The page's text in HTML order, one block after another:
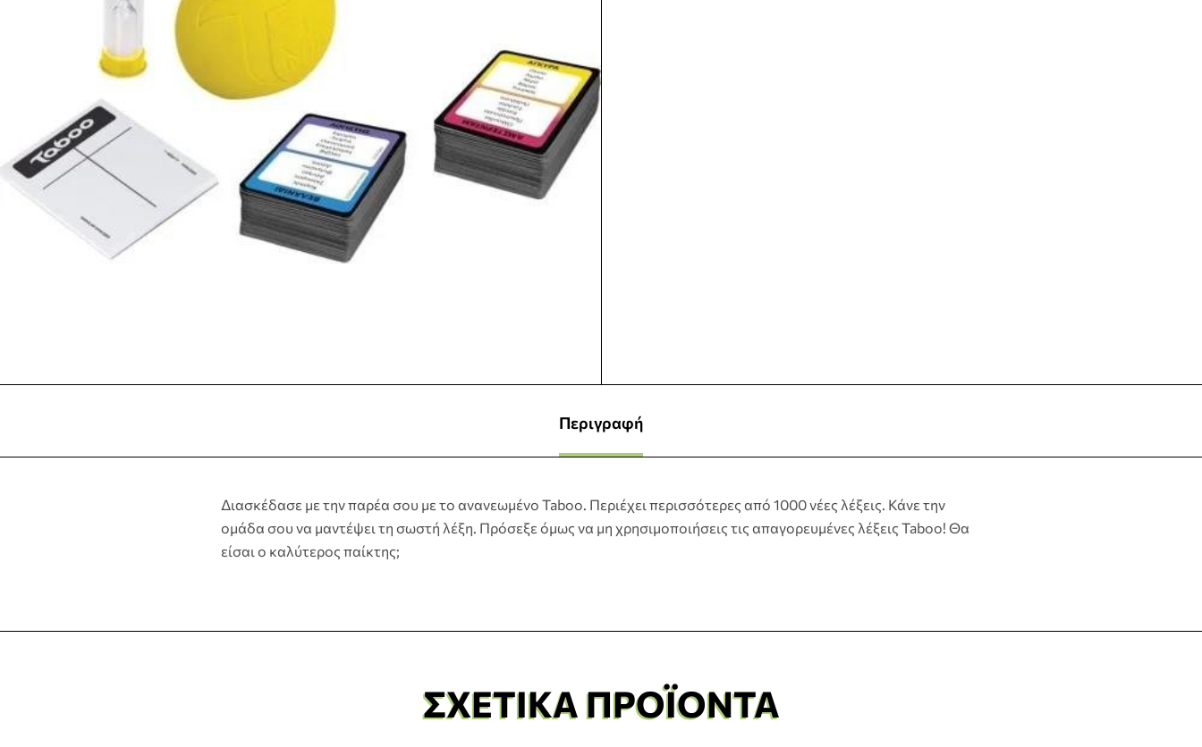
Περιγραφή
Διασκέδασε με την παρέα σου με το ανανεωμένο Taboo. Περιέχει περισσότερες από 1000 νέες λέξεις. Κάνε την
ομάδα σου να μαντέψει τη σωστή λέξη. Πρόσεξε όμως να μη χρησιμοποιήσεις τις απαγορευμένες λέξεις Taboo! Θα
είσαι ο καλύτερος παίκτης;
ΣΧΕΤΙΚΆ ΠΡΟΪΌΝΤΑ